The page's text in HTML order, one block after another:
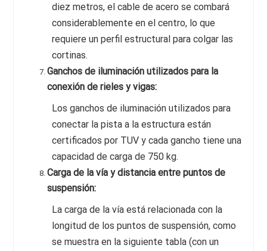
diez metros, el cable de acero se combará
considerablemente en el centro, lo que
requiere un perfil estructural para colgar las
cortinas.
Ganchos de iluminación utilizados para la
conexión de rieles y vigas:
Los ganchos de iluminación utilizados para
conectar la pista a la estructura están
certificados por TUV y cada gancho tiene una
capacidad de carga de 750 kg.
Carga de la vía y distancia entre puntos de
suspensión:
La carga de la vía está relacionada con la
longitud de los puntos de suspensión, como
se muestra en la siguiente tabla (con un